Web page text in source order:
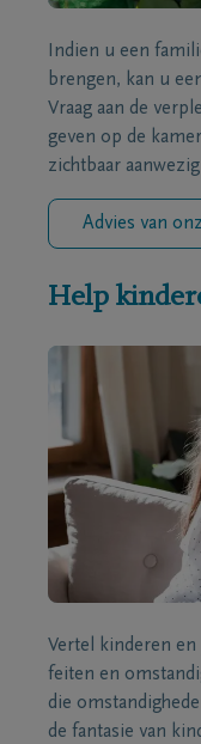
Indien u een
brengen, kan u
Vraag aan de
geven op de
zichtbaar
Advies van
Help
Vertel kinderen
feiten en
die
de fantasie van